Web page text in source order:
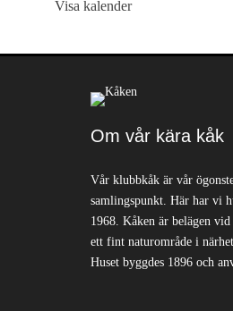
Visa kalender
Om vår kära kåk
Vår klubbkåk är vår
samlingspunkt. Här har vi
1968. Kåken är belägen
ett fint naturområde i
Huset byggdes 1896 och